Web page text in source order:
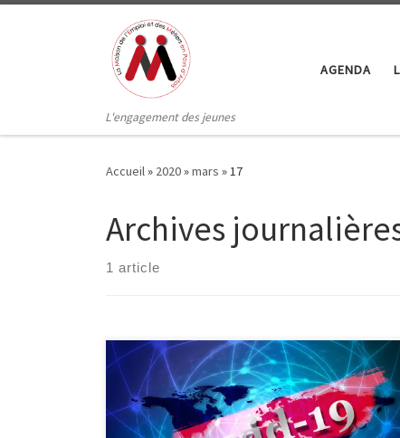
Passer au contenu
L'engagement des jeunes
AGENDA
Accueil» 2020»mars »17
Archives
1 article
En raison des risques sanitaires liés au coronavirus, la
MLPA se voit contrainte de fermer ses portes au public
sur l’ensemble de ses lieux d’accueil. Nous mettons